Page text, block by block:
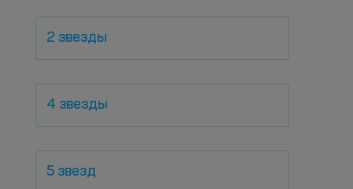
2 звезды
4 звезды
5 звезд